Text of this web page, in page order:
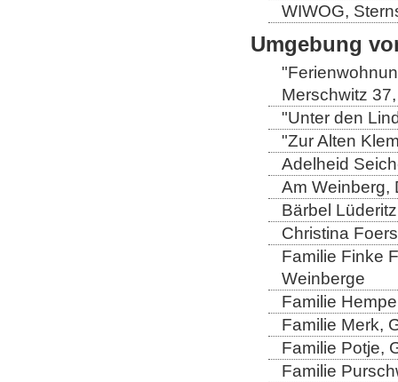
WIWOG,
Umgebung
Merschwitz
"Unter den
"Zur Alten
Adelheid
Am Weinberg,
Bärbel
Christina
Familie Finke
Weinberge
Familie
Familie Merk,
Familie Potje,
Familie